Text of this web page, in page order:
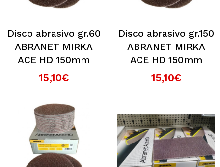
Disco abrasivo gr.60
ABRANET MIRKA
ACE HD 150mm
15,10€
Disco abrasivo gr.150
ABRANET MIRKA
ACE HD 150mm
15,10€